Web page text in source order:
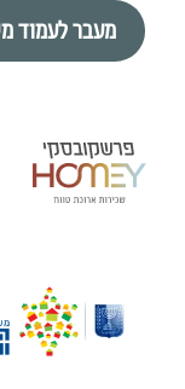
מעבר לעמוד